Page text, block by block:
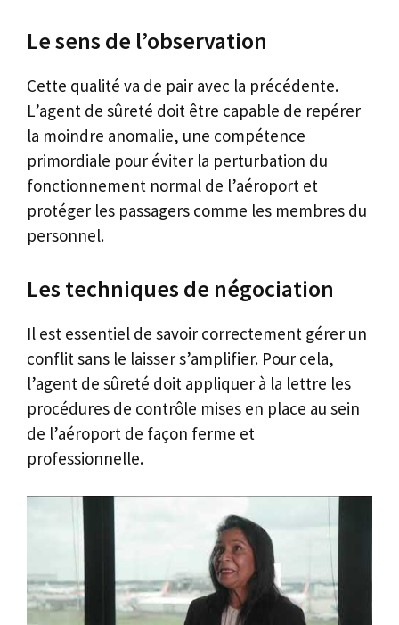
Le sens de l’observation
Cette qualité va de pair avec la précédente.
L’agent de sûreté doit être capable de repérer
la moindre anomalie, une compétence
primordiale pour éviter la perturbation du
fonctionnement normal de l’aéroport et
protéger les passagers comme les membres du
personnel.
Les techniques de négociation
Il est essentiel de savoir correctement gérer un
conflit sans le laisser s’amplifier. Pour cela,
l’agent de sûreté doit appliquer à la lettre les
procédures de contrôle mises en place au sein
de l’aéroport de façon ferme et
professionnelle.